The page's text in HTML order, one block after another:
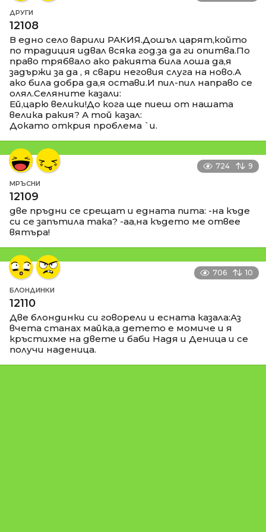
ДРУГИ
12108
В едно село варили РАКИЯ.Дошъл царят,който
по традиция идвал всяка год.за да ги опитва.По
право трябвало ако ракията била лоша да,я
задържи за да , я свари неговия слуга на ново.А
ако била добра да,я остави.И пил-пил направо се
олял.Селяните казали:
Ей,царю велики!До кога ще пиеш от нашата
велика ракия? А той казал:
Докато открия проблема `и.
724 9
МРЪСНИ
12109
две пръдни се срещат и едната пита: -на къде
си се запътила така? -аа,на където ме отвее
вятъра!
706 10
БЛОНДИНКИ
12110
Две блондинки си говорели и есната казала:Аз
вчета станах майка,а детето е момиче и я
кръстихме на двете и баби Надя и Деница и се
получи наденица.